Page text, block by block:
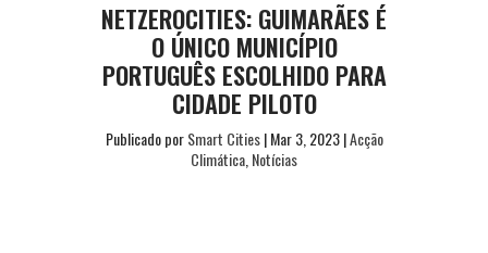
NETZEROCITIES: GUIMARÃES É
O ÚNICO MUNICÍPIO
PORTUGUÊS ESCOLHIDO PARA
CIDADE PILOTO
Publicado porSmart Cities|Mar 3, 2023|Acção
Climática Notícias